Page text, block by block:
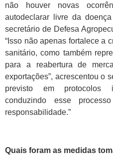
não houver novas
autodeclarar livre da
secretário de Defesa
“Isso não apenas fortalece a
sanitário, como também
para a reabertura de
exportações”, acrescentou o
previsto em protocolos
conduzindo esse
responsabilidade.”
Quais foram as medidas